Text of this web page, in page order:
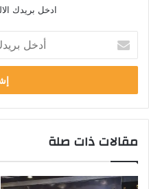
ادخل بريدك
خ
ب
ر
د
ا
ل
مقالات ذات صلة